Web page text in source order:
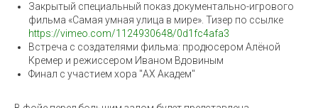
Закрытый специальный показ документально-игрового
фильма «Самая умная улица в мире». Тизер по ссылке
https://vimeo.com/1124930648/0d1fc4afa3
Встреча с создателями фильма: продюсером Алёной
Кремер и режиссером Иваном Вдовиным
Финал с участием хора "АХ Академ"